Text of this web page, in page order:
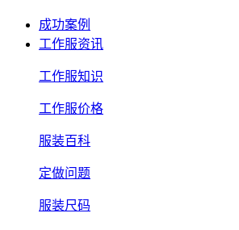
成功案例
工作服资讯
工作服知识
工作服价格
服装百科
定做问题
服装尺码